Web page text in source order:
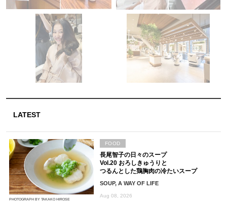
LATEST
PHOTOGRAPH BY TAKAKO HIROSE
長尾智子の日々のスープ
Vol.20 おろしきゅうりと
つるんとした鶏胸肉の冷たいスープ
SOUP, A WAY OF LIFE
Aug 08, 2026
FOOD